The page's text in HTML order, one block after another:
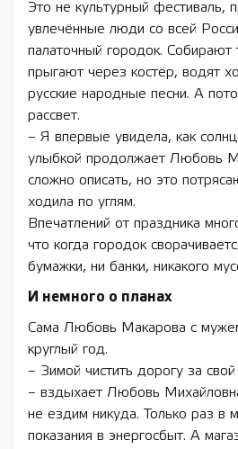
Это не культурный фестиваль,
увлечённые люди со всей
палаточный городок. Собирают
прыгают через костёр, водят
русские народные песни. А
рассвет.
– Я впервые увидела, как
улыбкой продолжает Любовь
сложно описать, но это
ходила по углям.
Впечатлений от праздника
что когда городок
бумажки, ни банки, никакого
И немного о планах
Сама Любовь Макарова с
круглый год.
– Зимой чистить дорогу за
– вздыхает Любовь
не ездим никуда. Только раз в
показания в энергосбыт. А